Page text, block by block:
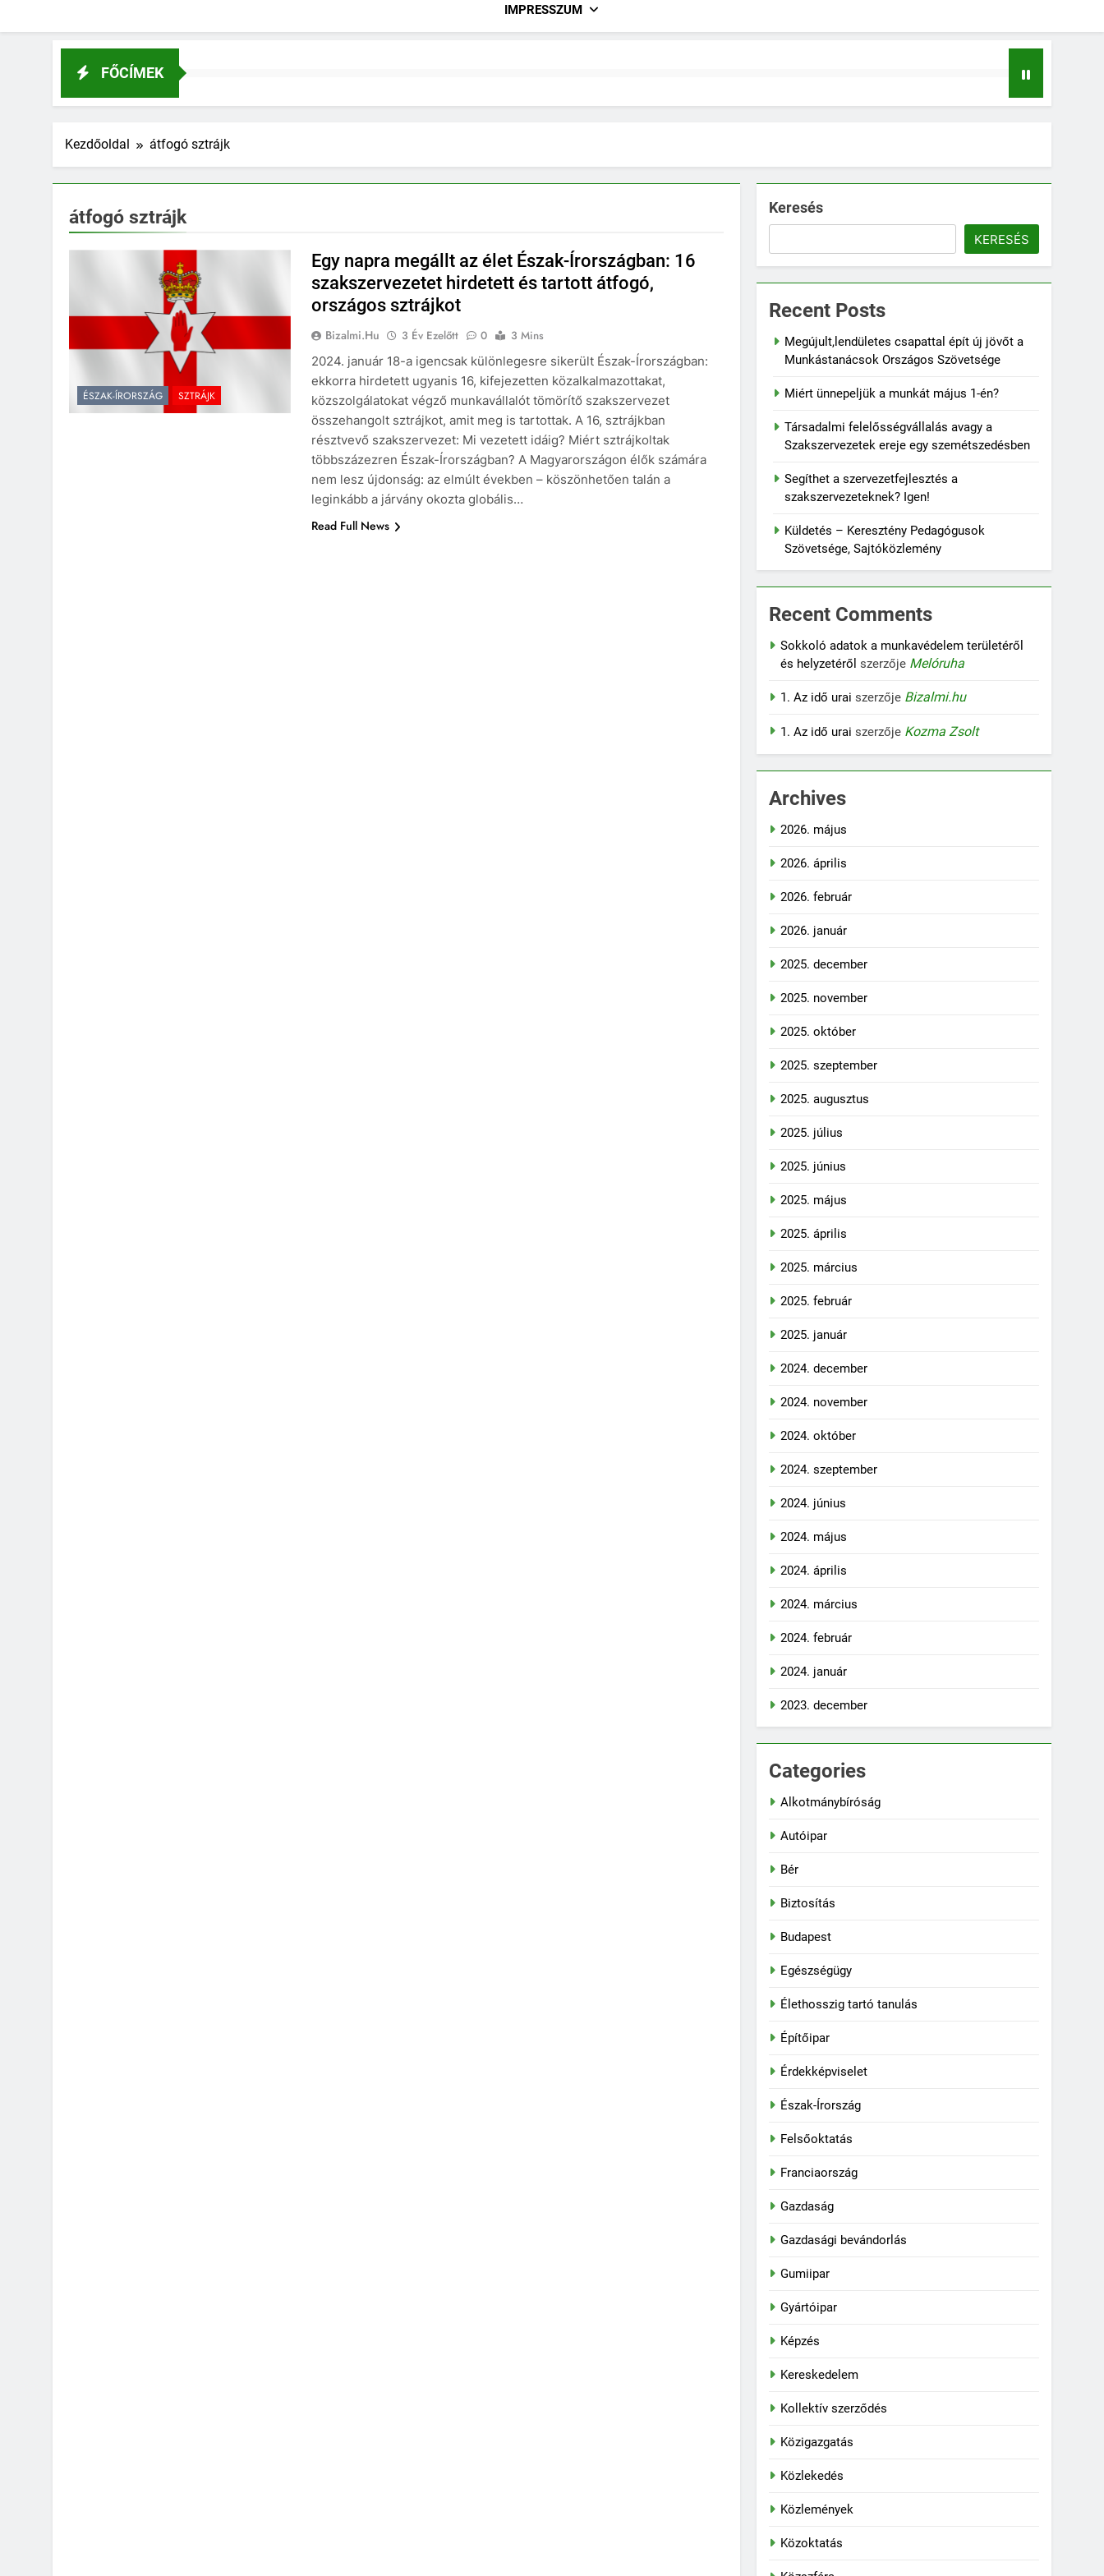
IMPRESSZUM
FŐCÍMEK
Kezdőoldal átfogó sztrájk
átfogó sztrájk
ÉSZAK-ÍRORSZÁG SZTRÁJK
Egy napra megállt az élet Észak-Írországban: 16
szakszervezetet hirdetett és tartott átfogó,
országos sztrájkot
Bizalmi.hu 3 Év Ezelőtt 0
3 Mins
2024. január 18-a igencsak különlegesre sikerült Észak-Írországban:
ekkorra hirdetett ugyanis 16, kifejezetten közalkalmazottakat,
közszolgálatokat végző munkavállalót tömörítő szakszervezet
összehangolt sztrájkot, amit meg is tartottak. A 16, sztrájkban
résztvevő szakszervezet: Mi vezetett idáig? Miért sztrájkoltak
többszázezren Észak-Írországban? A Magyarországon élők számára
nem lesz újdonság: az elmúlt években – köszönhetően talán a
leginkább a járvány okozta globális…
Read Full News
Keresés
KERESÉS
Recent Posts
Megújult,lendületes csapattal épít új jövőt a
Munkástanácsok Országos Szövetsége
Miért ünnepeljük a munkát május 1-én?
Társadalmi felelősségvállalás avagy a
Szakszervezetek ereje egy szemétszedésben
Segíthet a szervezetfejlesztés a
szakszervezeteknek? Igen!
Küldetés – Keresztény Pedagógusok
Szövetsége, Sajtóközlemény
Recent Comments
Sokkoló adatok a munkavédelem területéről
és helyzetéről szerzője Melóruha
1. Az idő urai szerzője Bizalmi.hu
1. Az idő urai szerzője Kozma Zsolt
Archives
2026. május
2026. április
2026. február
2026. január
2025. december
2025. november
2025. október
2025. szeptember
2025. augusztus
2025. július
2025. június
2025. május
2025. április
2025. március
2025. február
2025. január
2024. december
2024. november
2024. október
2024. szeptember
2024. június
2024. május
2024. április
2024. március
2024. február
2024. január
2023. december
Categories
Alkotmánybíróság
Autóipar
Bér
Biztosítás
Budapest
Egészségügy
Élethosszig tartó tanulás
Építőipar
Érdekképviselet
Észak-Írország
Felsőoktatás
Franciaország
Gazdaság
Gazdasági bevándorlás
Gumiipar
Gyártóipar
Képzés
Kereskedelem
Kollektív szerződés
Közigazgatás
Közlekedés
Közlemények
Közoktatás